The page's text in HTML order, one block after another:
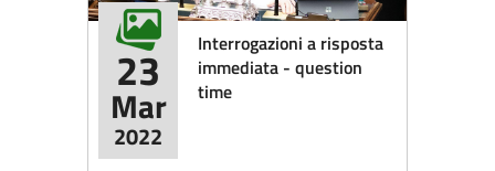
Interrogazioni a risposta
immediata - question
time
23
Mar
2022